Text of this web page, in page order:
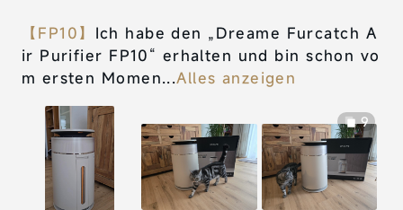
【FP10】 Ich habe den „Dreame Furcatch A
ir Purifier FP10“ erhalten und bin schon vo
m ersten Momen...Alles anzeigen
9